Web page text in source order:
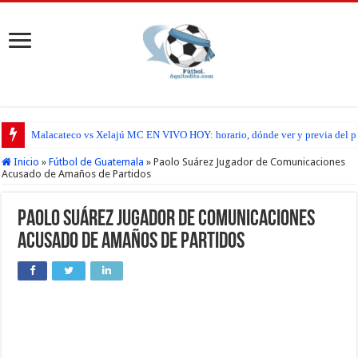
Malacateco vs Xelajú MC EN VIVO HOY: horario, dónde ver y previa del
Inicio » Fútbol de Guatemala » Paolo Suárez Jugador de Comunicaciones
Acusado de Amaños de Partidos
Paolo Suárez Jugador de Comunicaciones
Acusado de Amaños de Partidos